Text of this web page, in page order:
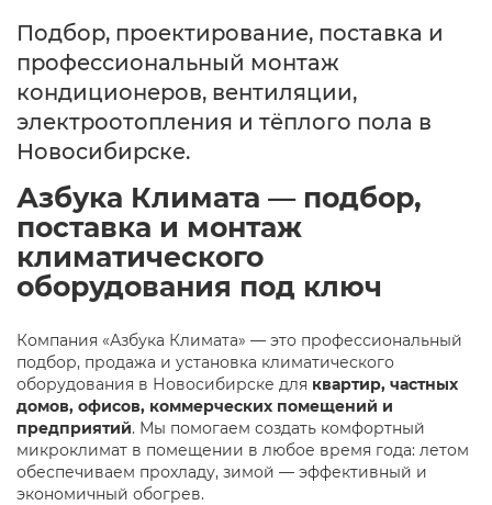
Подбор, проектирование, поставка и
профессиональный монтаж
кондиционеров, вентиляции,
электроотопления и тёплого пола в
Новосибирске.
Азбука Климата — подбор,
поставка и монтаж
климатического
оборудования под ключ
Компания «Азбука Климата» — это профессиональный
подбор, продажа и установка климатического
оборудования в Новосибирске для квартир, частных
домов, офисов, коммерческих помещений и
предприятий. Мы помогаем создать комфортный
микроклимат в помещении в любое время года: летом
обеспечиваем прохладу, зимой — эффективный и
экономичный обогрев.